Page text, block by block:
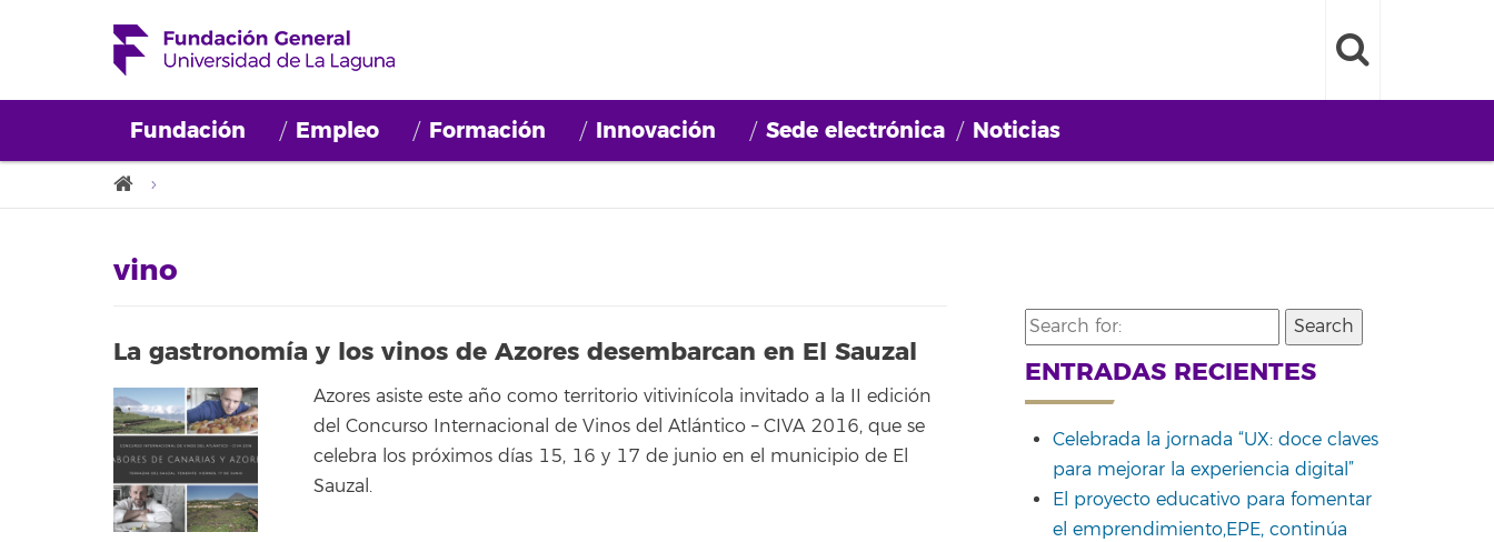
Fundación Empleo Formación Innovación Sede electrónica Noticias
vino
La gastronomía y los vinos de Azores desembarcan en El Sauzal
Azores asiste este año como territorio vitivinícola invitado a la II edición
del Concurso Internacional de Vinos del Atlántico – CIVA 2016, que se
celebra los próximos días 15, 16 y 17 de junio en el municipio de El
Sauzal.
Search
for:
ENTRADAS RECIENTES
Celebrada la jornada “UX: doce claves
para mejorar la experiencia digital”
El proyecto educativo para fomentar
el emprendimiento,EPE, continúa